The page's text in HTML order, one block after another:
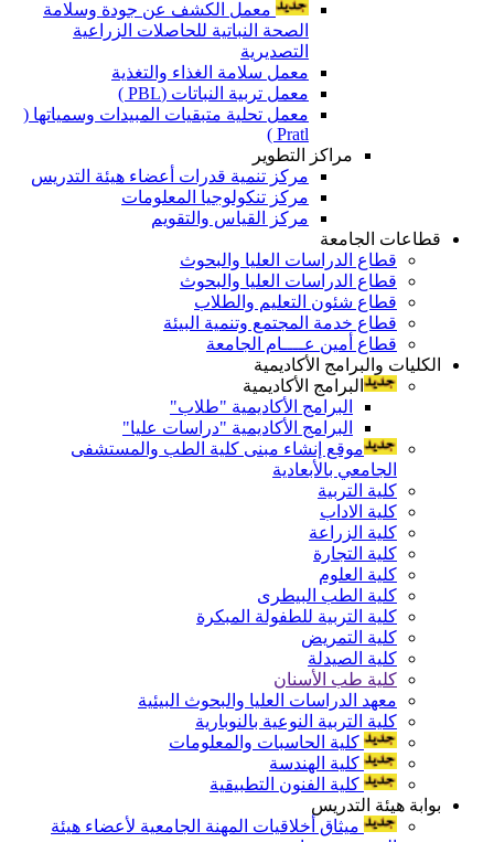
معمل الكشف عن جودة وسلامة
الصحة النباتية للحاصلات الزراعية
التصديرية
معمل سلامة الغذاء والتغذية
معمل تربية النباتات (PBL )
معمل تحلية متبقيات المبيدات وسمياتها (
Pratl )
مراكز التطوير
مركز تنمية قدرات أعضاء هيئة التدريس
مركز تنكولوجيا المعلومات
مركز القياس والتقويم
قطاعات الجامعة
قطاع الدراسات العليا والبحوث
قطاع الدراسات العليا والبحوث
قطاع شئون التعليم والطلاب
قطاع خدمة المجتمع وتنمية البيئة
قطاع أمين عــــام الجامعة
الكليات والبرامج الأكاديمية
البرامج الأكاديمية
البرامج الأكاديمية "طلاب"
البرامج الأكاديمية "دراسات عليا"
موقع إنشاء مبنى كلية الطب والمستشفى
الجامعي بالأبعادية
كلية التربية
كلية الاداب
كلية الزراعة
كلية التجارة
كلية العلوم
كلية الطب البيطرى
كلية التربية للطفولة المبكرة
كلية التمريض
كلية الصيدلة
كلية طب الأسنان
معهد الدراسات العليا والبحوث البيئية
كلية التربية النوعية بالنوبارية
كلية الحاسبات والمعلومات
كلية الهندسة
كلية الفنون التطبيقية
بوابة هيئة التدريس
ميثاق أخلاقيات المهنة الجامعية لأعضاء هيئة